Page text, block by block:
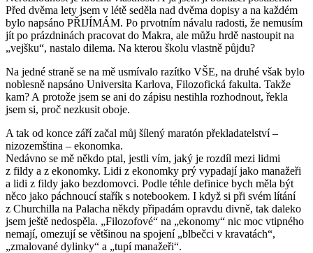
Před dvěma lety jsem v létě seděla nad dvěma dopisy a na každém
bylo napsáno PŘIJÍMÁM. Po prvotním návalu radosti, že nemusím
jít po prázdninách pracovat do Makra, ale můžu hrdě nastoupit na
„vejšku“, nastalo dilema. Na kterou školu vlastně půjdu?
Na jedné straně se na mě usmívalo razítko VŠE, na druhé však bylo
noblesně napsáno Universita Karlova, Filozofická fakulta. Takže
kam? A protože jsem se ani do zápisu nestihla rozhodnout, řekla
jsem si, proč nezkusit oboje.
A tak od konce září začal můj šílený maratón překladatelství –
nizozemština – ekonomka.
Nedávno se mě někdo ptal, jestli vím, jaký je rozdíl mezi lidmi
z fildy a z ekonomky. Lidi z ekonomky prý vypadají jako manažeři
a lidi z fildy jako bezdomovci. Podle téhle definice bych měla být
něco jako páchnoucí stařík s notebookem. I když si při svém lítání
z Churchilla na Palacha někdy připadám opravdu divně, tak daleko
jsem ještě nedospěla. „Filozofové“ na „ekonomy“ nic moc vtipného
nemají, omezují se většinou na spojení „blbečci v kravatách“,
„zmalované dylinky“ a „tupí manažeři“.